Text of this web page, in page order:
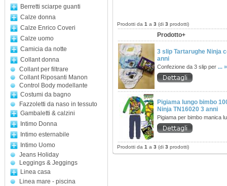
Berretti sciarpe guanti
Calze donna
Calze Enrico Coveri
Calze uomo
Camicia da notte
Collant donna
Collant per filtrare
Collant Riposanti Manon
Control Body modellante
Costumi da bagno
Fazzoletti da naso in tessuto
Gambaletti & calzini
Intimo Donna
Intimo esternabile
Intimo Uomo
Jeans Holiday
Leggings & Jeggings
Linea casa
Linea mare - piscina
Prodotti da 1 a 3 (di 3 prodotti)
Prodotto+
3 slip Tartarughe Ninja
anni
Confezione da 3 slip per ... »
Pigiama lungo bimbo
Ninja TN16020 3 anni
Pigiama per bimbo manica
Prodotti da 1 a 3 (di 3 prodotti)